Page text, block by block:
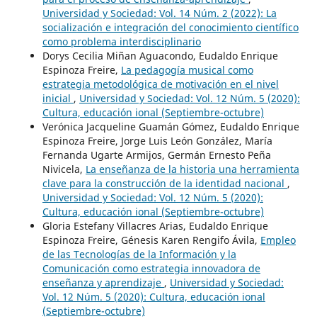
Universidad y Sociedad: Vol. 14 Núm. 2 (2022): La
socialización e integración del conocimiento científico
como problema interdisciplinario
Dorys Cecilia Miñan Aguacondo, Eudaldo Enrique
Espinoza Freire, La pedagogía musical como
estrategia metodológica de motivación en el nivel
inicial , Universidad y Sociedad: Vol. 12 Núm. 5 (2020):
Cultura, educación ional (Septiembre-octubre)
Verónica Jacqueline Guamán Gómez, Eudaldo Enrique
Espinoza Freire, Jorge Luis León González, María
Fernanda Ugarte Armijos, Germán Ernesto Peña
Nivicela, La enseñanza de la historia una herramienta
clave para la construcción de la identidad nacional ,
Universidad y Sociedad: Vol. 12 Núm. 5 (2020):
Cultura, educación ional (Septiembre-octubre)
Gloria Estefany Villacres Arias, Eudaldo Enrique
Espinoza Freire, Génesis Karen Rengifo Ávila, Empleo
de las Tecnologías de la Información y la
Comunicación como estrategia innovadora de
enseñanza y aprendizaje , Universidad y Sociedad:
Vol. 12 Núm. 5 (2020): Cultura, educación ional
(Septiembre-octubre)